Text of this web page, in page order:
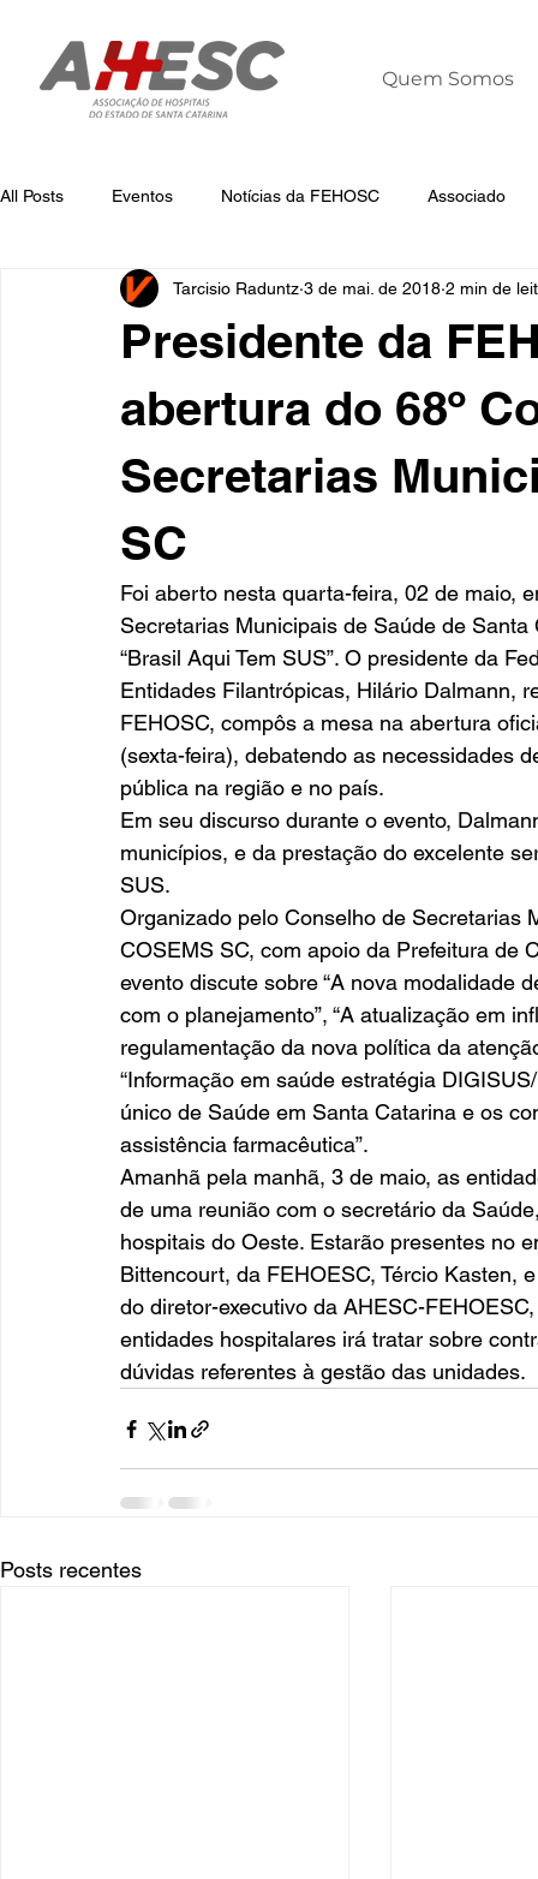
Quem Somos
All Posts Eventos Notícias da FEHOSC Associado
Notícias da AHESC Liderança Dia
Presidente da
abertura do 68º
Secretarias
SC
Tarcisio Raduntz 3 de mai. de 2018 2 min de
Foi aberto nesta quarta-feira, 02 de maio,
Secretarias Municipais de Saúde de
“Brasil Aqui Tem SUS”. O presidente da
Entidades Filantrópicas, Hilário Dalmann,
FEHOSC, compôs a mesa na abertura
(sexta-feira), debatendo as necessidades
pública na região e no país.
Em seu discurso durante o evento,
municípios, e da prestação do excelente
SUS.
Organizado pelo Conselho de
COSEMS SC, com apoio da Prefeitura de
evento discute sobre “A nova modalidade
com o planejamento”, “A atualização em
regulamentação da nova política da
“Informação em saúde estratégia
único de Saúde em Santa Catarina e os
assistência farmacêutica”.
Amanhã pela manhã, 3 de maio, as
de uma reunião com o secretário da
hospitais do Oeste. Estarão presentes no
Bittencourt, da FEHOESC, Tércio Kasten,
do diretor-executivo da AHESC-
entidades hospitalares irá tratar sobre
dúvidas referentes à gestão das unidades.
Posts recentes